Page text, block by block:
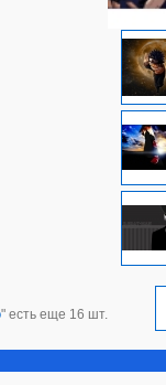
" есть еще 16 шт.